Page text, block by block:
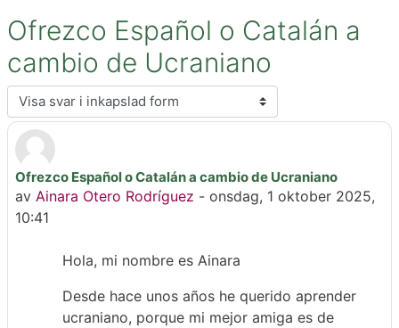
Ofrezco Español o Catalán a
cambio de Ucraniano
Visningsläge
Ofrezco Español o Catalán a cambio de Ucraniano
av Ainara Otero Rodríguez - onsdag, 1 oktober 2025,
10:41
Antal svar: 0
Hola, mi nombre es Ainara
Desde hace unos años he querido aprender
ucraniano, porque mi mejor amiga es de